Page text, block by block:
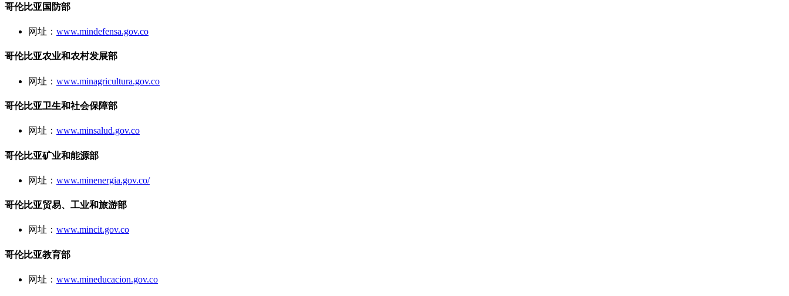
哥伦比亚国防部
网址： www.mindefensa.gov.co
哥伦比亚农业和农村发展部
网址： www.minagricultura.gov.co
哥伦比亚卫生和社会保障部
网址： www.minsalud.gov.co
哥伦比亚矿业和能源部
网址： www.minenergia.gov.co/
哥伦比亚贸易、工业和旅游部
网址： www.mincit.gov.co
哥伦比亚教育部
网址： www.mineducacion.gov.co